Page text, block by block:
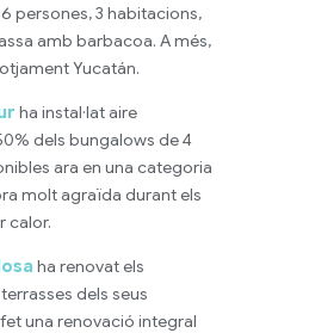
persones, 3 habitacions,
amb barbacoa. A més,
Yucatán.
ha instal·lat aire
dels bungalows de 4
ara en una categoria
molt agraïda durant els
calor.
ha renovat els
dels seus
una renovació integral